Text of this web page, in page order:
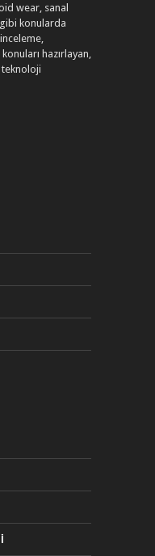
wear, sanal
gibi konularda
hazırlayan,